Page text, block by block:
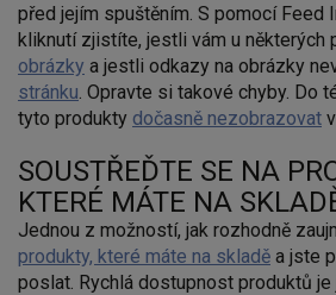
před jejím spuštěním. S pomocí Feed
kliknutí zjistíte, jestli vám u některých
obrázky a jestli odkazy na obrázky
stránku. Opravte si takové chyby. Do
tyto produkty dočasně nezobrazovat
SOUSTŘEĎTE SE NA
KTERÉ MÁTE NA
Jednou z možností, jak rozhodně
produkty, které máte na skladě a jste
poslat. Rychlá dostupnost produktů